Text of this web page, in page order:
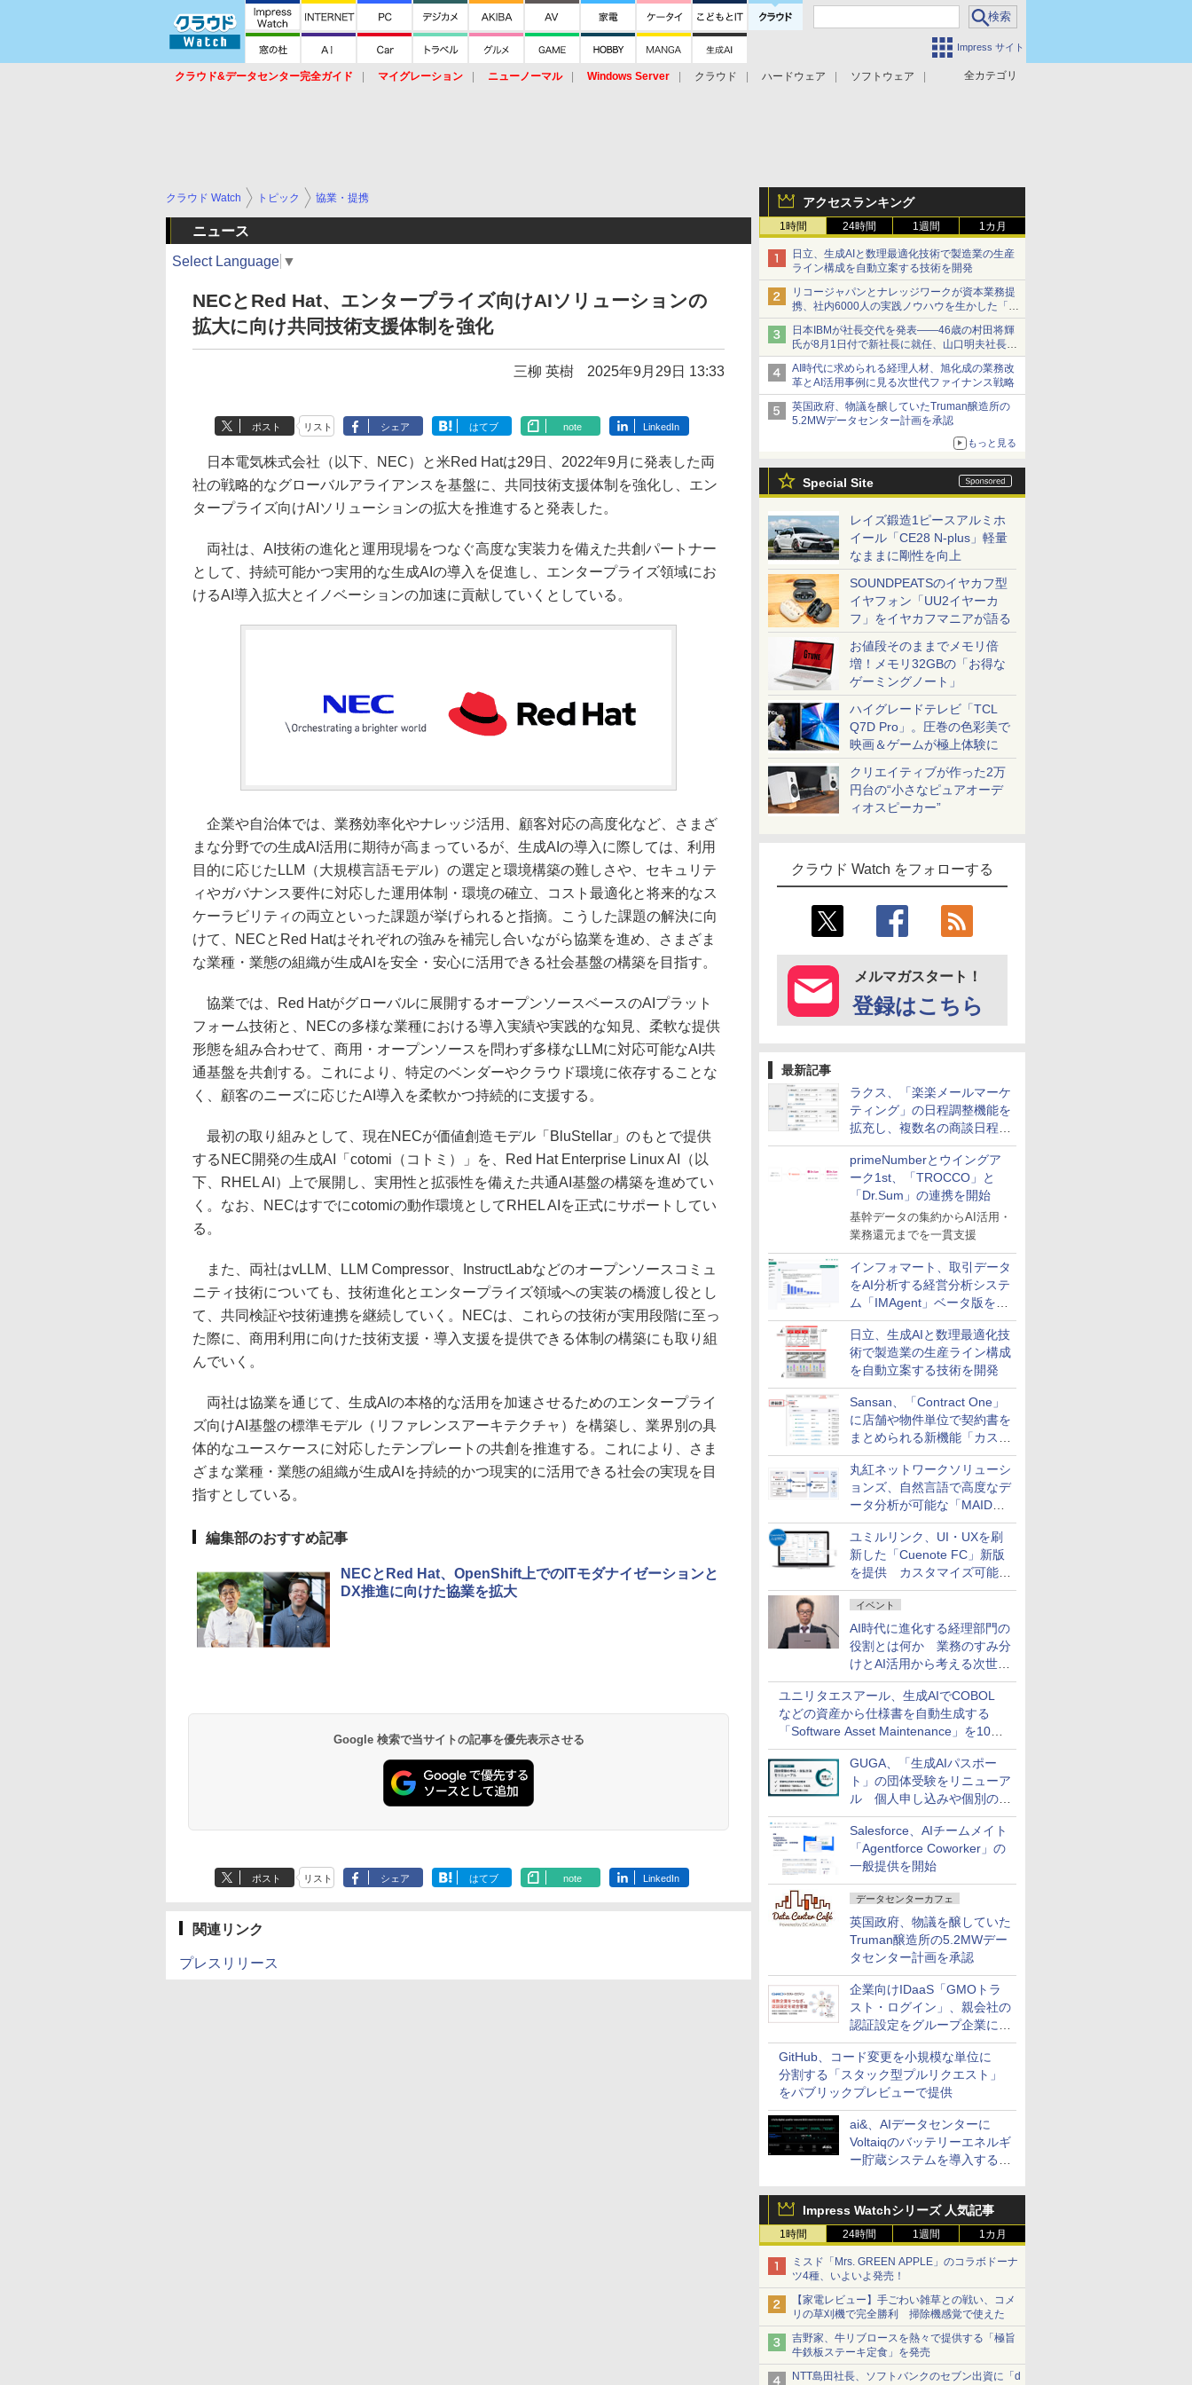
Impress サイト
全カテゴリ
クラウド&データセンター完全ガイド マイグレーション ニューノーマル Windows Server クラウド ハードウェア
ソフトウェア
アクセスランキング
1時間 24時間 1週間 1カ月
日立、生成AIと数理最適化技術で製造業の生産
ライン構成を自動立案する技術を開発
リコージャパンとナレッジワークが資本業務提
携、社内6000人の実践ノウハウを生かした「AI
商談記録 for RICOH」を展開へ
日本IBMが社長交代を発表――46歳の村田将輝
氏が8月1日付で新社長に就任、山口明夫社長は
会長へ
AI時代に求められる経理人材、旭化成の業務改
革とAI活用事例に見る次世代ファイナンス戦略
英国政府、物議を醸していたTruman醸造所の
5.2MWデータセンター計画を承認
もっと見る
Special Site
レイズ鍛造1ピースアルミホ
イール「CE28 N-plus」軽量
なままに剛性を向上
SOUNDPEATSのイヤカフ型
イヤフォン「UU2イヤーカ
フ」をイヤカフマニアが語る
お値段そのままでメモリ倍
増！メモリ32GBの「お得な
ゲーミングノート」
ハイグレードテレビ「TCL
Q7D Pro」。圧巻の色彩美で
映画＆ゲームが極上体験に
クリエイティブが作った2万
円台の“小さなピュアオーデ
ィオスピーカー”
クラウド Watch をフォローする
メルマガスタート！
登録はこちら
最新記事
ラクス、「楽楽メールマーケ
ティング」の日程調整機能を
拡充し、複数名の商談日程調
整を効率化
primeNumberとウイングア
ーク1st、「TROCCO」と
「Dr.Sum」の連携を開始
基幹データの集約からAI活用・
業務還元までを一貫支援
インフォマート、取引データ
をAI分析する経営分析システ
ム「IMAgent」ベータ版を提
供
日立、生成AIと数理最適化技
術で製造業の生産ライン構成
を自動立案する技術を開発
Sansan、「Contract One」
に店舗や物件単位で契約書を
まとめられる新機能「カスタ
ム契約ツリー」を追加
丸紅ネットワークソリューシ
ョンズ、自然言語で高度なデ
ータ分析が可能な「MAIDOA
AI ASSIST」を9月より提供
ユミルリンク、UI・UXを刷
新した「Cuenote FC」新版
を提供 カスタマイズ可能な
ダッシュボード画面を搭載
イベント
AI時代に進化する経理部門の
役割とは何か 業務のすみ分
けとAI活用から考える次世代
ファイナンス戦略
ユニリタエスアール、生成AIでCOBOL
などの資産から仕様書を自動生成する
「Software Asset Maintenance」を10月
に発売
GUGA、「生成AIパスポー
ト」の団体受験をリニューア
ル 個人申し込みや個別の支
払いなどに対応
Salesforce、AIチームメイト
「Agentforce Coworker」の
一般提供を開始
データセンターカフェ
英国政府、物議を醸していた
Truman醸造所の5.2MWデー
タセンター計画を承認
企業向けIDaaS「GMOトラ
スト・ログイン」、親会社の
認証設定をグループ企業に展
開できる新機能を提供
GitHub、コード変更を小規模な単位に
分割する「スタック型プルリクエスト」
をパブリックプレビューで提供
ai&、AIデータセンターに
Voltaiqのバッテリーエネルギ
ー貯蔵システムを導入する計
Impress Watchシリーズ 人気記事
1時間 24時間 1週間 1カ月
ミスド「Mrs. GREEN APPLE」のコラボドーナ
ツ4種、いよいよ発売！
【家電レビュー】手ごわい雑草との戦い、コメ
リの草刈機で完全勝利 掃除機感覚で使えた
吉野家、牛リブロースを熱々で提供する「極旨
牛鉄板ステーキ定食」を発売
NTT島田社長、ソフトバンクのセブン出資に「d
クラウド Watch トピック 協業・提携
ニュース
Select Language ▼
NECとRed Hat、エンタープライズ向けAIソリューションの
拡大に向け共同技術支援体制を強化
三柳 英樹 2025年9月29日 13:33
ポスト リスト シェア はてブ note LinkedIn
日本電気株式会社（以下、NEC）と米Red Hatは29日、2022年9月に発表した両
社の戦略的なグローバルアライアンスを基盤に、共同技術支援体制を強化し、エン
タープライズ向けAIソリューションの拡大を推進すると発表した。
両社は、AI技術の進化と運用現場をつなぐ高度な実装力を備えた共創パートナー
として、持続可能かつ実用的な生成AIの導入を促進し、エンタープライズ領域にお
けるAI導入拡大とイノベーションの加速に貢献していくとしている。
企業や自治体では、業務効率化やナレッジ活用、顧客対応の高度化など、さまざ
まな分野での生成AI活用に期待が高まっているが、生成AIの導入に際しては、利用
目的に応じたLLM（大規模言語モデル）の選定と環境構築の難しさや、セキュリテ
ィやガバナンス要件に対応した運用体制・環境の確立、コスト最適化と将来的なス
ケーラビリティの両立といった課題が挙げられると指摘。こうした課題の解決に向
けて、NECとRed Hatはそれぞれの強みを補完し合いながら協業を進め、さまざま
な業種・業態の組織が生成AIを安全・安心に活用できる社会基盤の構築を目指す。
協業では、Red Hatがグローバルに展開するオープンソースベースのAIプラット
フォーム技術と、NECの多様な業種における導入実績や実践的な知見、柔軟な提供
形態を組み合わせて、商用・オープンソースを問わず多様なLLMに対応可能なAI共
通基盤を共創する。これにより、特定のベンダーやクラウド環境に依存することな
く、顧客のニーズに応じたAI導入を柔軟かつ持続的に支援する。
最初の取り組みとして、現在NECが価値創造モデル「BluStellar」のもとで提供
するNEC開発の生成AI「cotomi（コトミ）」を、Red Hat Enterprise Linux AI（以
下、RHEL AI）上で展開し、実用性と拡張性を備えた共通AI基盤の構築を進めてい
く。なお、NECはすでにcotomiの動作環境としてRHEL AIを正式にサポートしてい
る。
また、両社はvLLM、LLM Compressor、InstructLabなどのオープンソースコミュ
ニティ技術についても、技術進化とエンタープライズ領域への実装の橋渡し役とし
て、共同検証や技術連携を継続していく。NECは、これらの技術が実用段階に至っ
た際に、商用利用に向けた技術支援・導入支援を提供できる体制の構築にも取り組
んでいく。
両社は協業を通じて、生成AIの本格的な活用を加速させるためのエンタープライ
ズ向けAI基盤の標準モデル（リファレンスアーキテクチャ）を構築し、業界別の具
体的なユースケースに対応したテンプレートの共創を推進する。これにより、さま
ざまな業種・業態の組織が生成AIを持続的かつ現実的に活用できる社会の実現を目
指すとしている。
編集部のおすすめ記事
NECとRed Hat、OpenShift上でのITモダナイゼーションと
DX推進に向けた協業を拡大
Google 検索で当サイトの記事を優先表示させる
ポスト リスト シェア はてブ note LinkedIn
関連リンク
プレスリリース